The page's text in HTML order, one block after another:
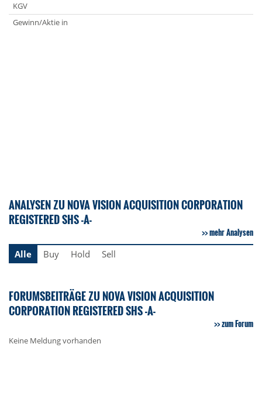
KGV
Gewinn/Aktie in
ANALYSEN ZU NOVA VISION ACQUISITION CORPORATION
REGISTERED SHS -A-
mehr Analysen
Alle
Buy Hold Sell
FORUMSBEITRÄGE ZU NOVA VISION ACQUISITION
CORPORATION REGISTERED SHS -A-
zum Forum
Keine Meldung vorhanden